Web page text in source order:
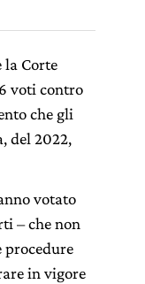
la Corte
voti contro
che gli
del 2022,
votato
– che non
procedure
in vigore